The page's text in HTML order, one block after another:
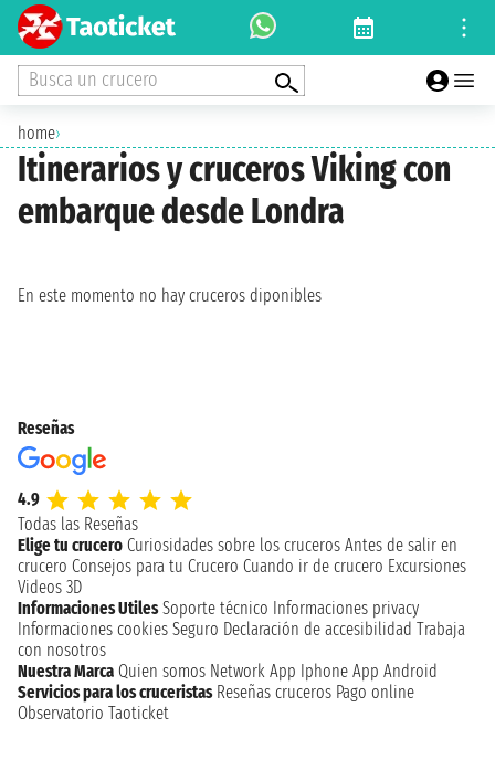
Busca un crucero
home›
Itinerarios y cruceros Viking con
embarque desde Londra
En este momento no hay cruceros diponibles
Reseñas
4.9
Todas las Reseñas
Elige tu crucero Curiosidades sobre los cruceros Antes de salir en
crucero Consejos para tu Crucero Cuando ir de crucero Excursiones
Videos 3D
Informaciones Utiles Soporte técnico Informaciones privacy
Informaciones cookies Seguro Declaración de accesibilidad Trabaja
con nosotros
Nuestra Marca Quien somos Network App Iphone App Android
Servicios para los cruceristas Reseñas cruceros Pago online
Observatorio Taoticket